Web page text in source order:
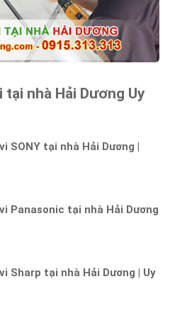
nhà Hải Dương Uy
SONY tại nhà Hải Dương |
Panasonic tại nhà Hải Dương
Sharp tại nhà Hải Dương | Uy